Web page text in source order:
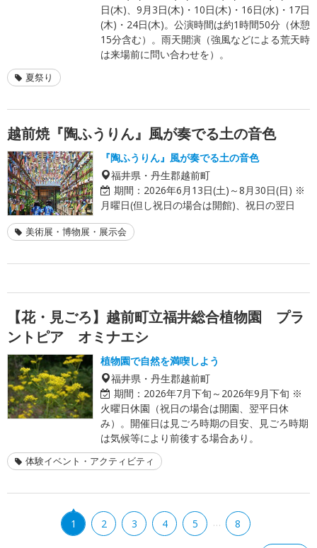
日(木)、9月3日(木)・10日(木)・16日(水)・17日
(木)・24日(木)。公演時間は約1時間50分（休憩
15分含む）。雨天開演（強風などによる荒天時
は来場前に問い合わせを）。
夏祭り
越前焼『陶ふうりん』風が奏でる土の音色
『陶ふうりん』風が奏でる土の音色
福井県・丹生郡越前町
期間： 2026年6月13日(土)～8月30日(日) ※
月曜日(但し祝日の場合は開館)、祝日の翌日
美術展・博物展・展示会
【花・見ごろ】越前町立福井総合植物園 プラ
ントピア オミナエシ
植物園で自然を満喫しよう
福井県・丹生郡越前町
期間： 2026年7月下旬～2026年9月下旬 ※
火曜日休園（祝日の場合は開園、翌平日休
み）。開催日は見ごろ時期の目安、見ごろ時期
は気候等により前後する場合あり。
体験イベント・アクティビティ
1 2 3 4 5 … 8